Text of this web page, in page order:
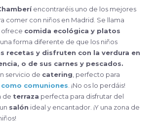
encontraréis uno de los mejores
comer con niños en Madrid. Se llama
ofrece comida ecológica y platos
una forma diferente de que los niños
recetas y disfruten con la verdura en
o de sus carnes y pescados.
servicio de catering, perfecto para
comuniones. ¡No os lo perdáis!
de terraza perfecta para disfrutar del
salón ideal y encantador. ¡Y una zona de